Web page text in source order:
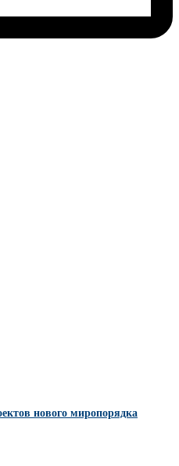
нового миропорядка